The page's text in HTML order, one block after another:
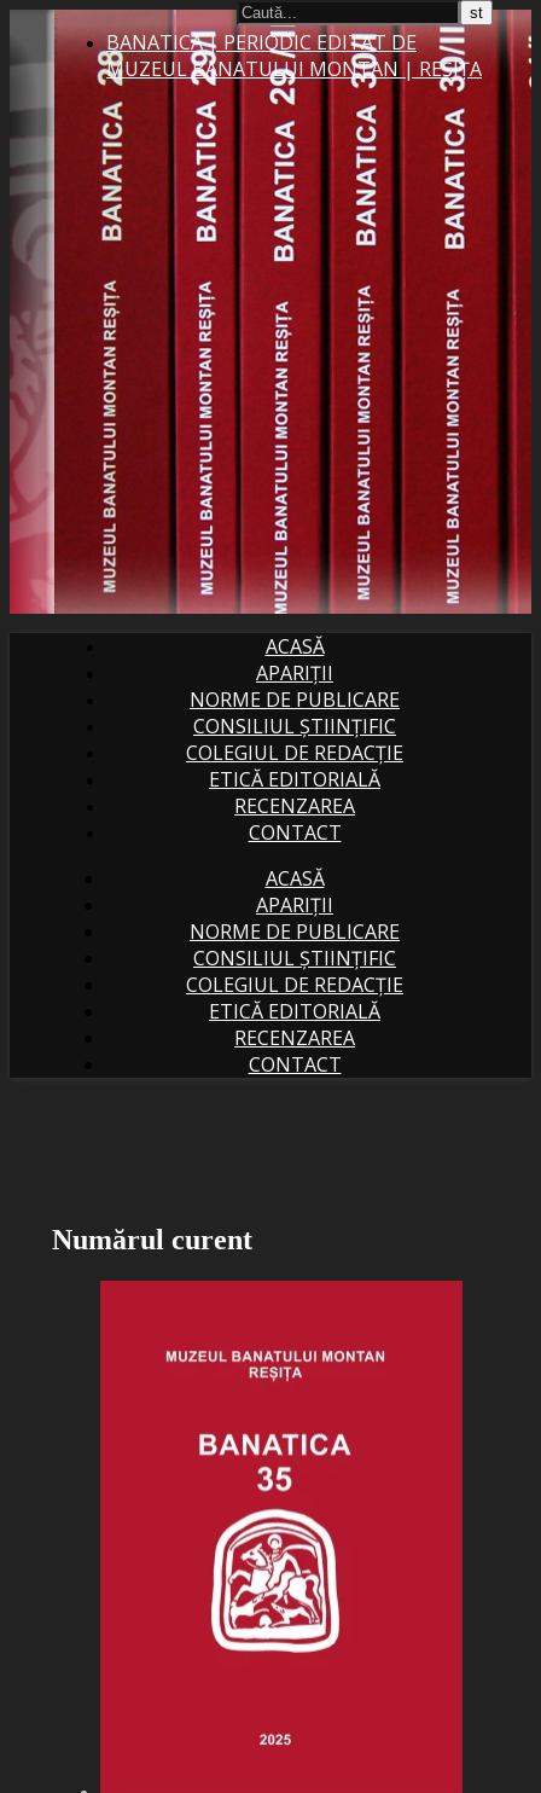
BANATICA | PERIODIC EDITAT DE
MUZEUL BANATULUI MONTAN | REȘIȚA
ACASĂ
APARIȚII
NORME DE PUBLICARE
CONSILIUL ȘTIINȚIFIC
COLEGIUL DE REDACȚIE
ETICĂ EDITORIALĂ
RECENZAREA
CONTACT
ACASĂ
APARIȚII
NORME DE PUBLICARE
CONSILIUL ȘTIINȚIFIC
COLEGIUL DE REDACȚIE
ETICĂ EDITORIALĂ
RECENZAREA
CONTACT
Numărul curent